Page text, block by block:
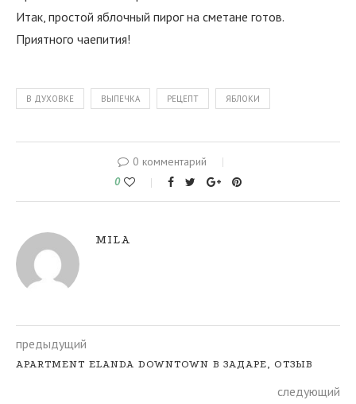
Итак, простой яблочный пирог на сметане готов.
Приятного чаепития!
В ДУХОВКЕ ВЫПЕЧКА РЕЦЕПТ ЯБЛОКИ
0 комментарий
0
MILA
предыдущий
APARTMENT ELANDA DOWNTOWN В ЗАДАРЕ, ОТЗЫВ
следующий